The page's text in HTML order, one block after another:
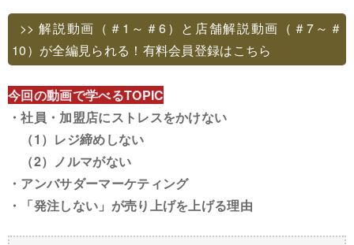
>> 解説動画（＃1～＃6）と店舗解説動画（＃7～＃
10）が全編見られる！有料会員登録はこちら
今回の動画で学べるTOPIC
・社員・加盟店にストレスをかけない
（1）レジ締めしない
（2）ノルマがない
・アンバサダーマーケティング
・「発注しない」が売り上げを上げる理由